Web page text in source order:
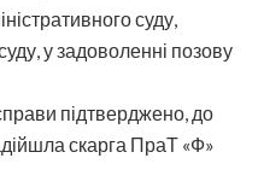
суду,
у задоволенні позову
підтверджено, до
скарга ПраТ «Ф»